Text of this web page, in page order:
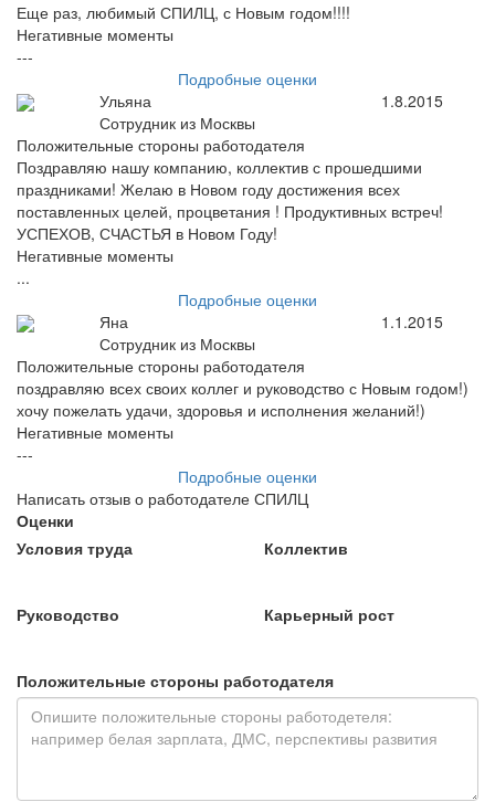
Еще раз, любимый СПИЛЦ, с Новым годом!!!!
Негативные моменты
---
Подробные оценки
Ульяна
Сотрудник из Москвы
1.8.2015
Положительные стороны работодателя
Поздравляю нашу компанию, коллектив с прошедшими
праздниками! Желаю в Новом году достижения всех
поставленных целей, процветания ! Продуктивных встреч!
УСПЕХОВ, СЧАСТЬЯ в Новом Году!
Негативные моменты
...
Подробные оценки
Яна
Сотрудник из Москвы
1.1.2015
Положительные стороны работодателя
поздравляю всех своих коллег и руководство с Новым годом!)
хочу пожелать удачи, здоровья и исполнения желаний!)
Негативные моменты
---
Подробные оценки
Написать отзыв о работодателе СПИЛЦ
Оценки
Условия труда
Коллектив
Руководство Карьерный рост
Положительные стороны работодателя